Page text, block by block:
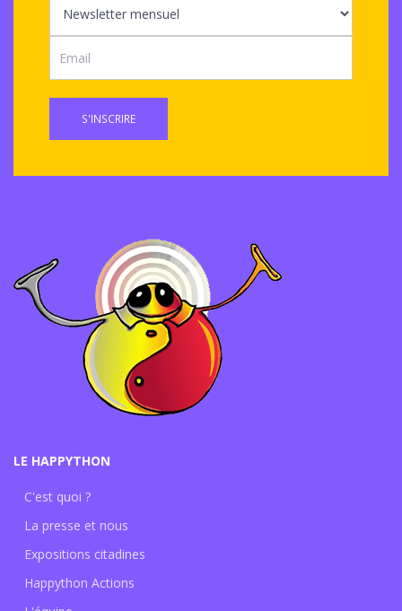
S'INSCRIRE
LE HAPPYTHON
C'est quoi ?
La presse et nous
Expositions citadines
Happython Actions